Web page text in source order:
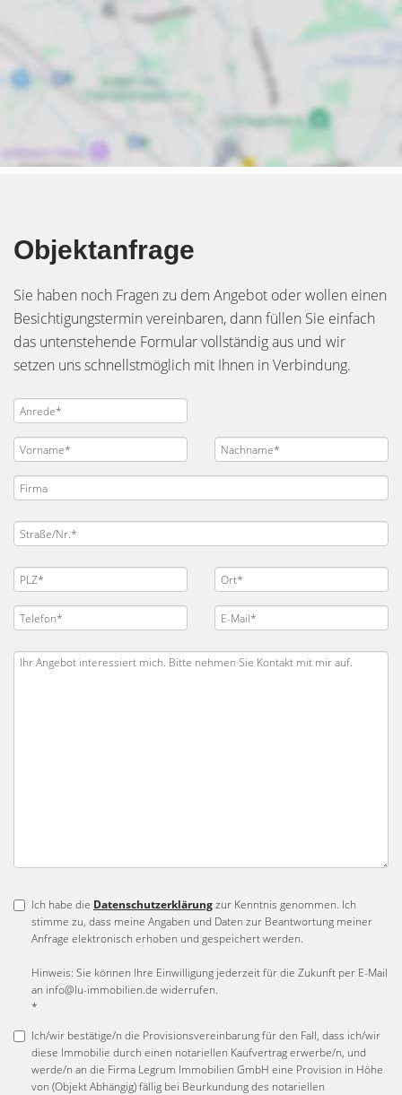
Objektanfrage
Sie haben noch Fragen zu dem Angebot oder wollen einen
Besichtigungstermin vereinbaren, dann füllen Sie einfach
das untenstehende Formular vollständig aus und wir
setzen uns schnellstmöglich mit Ihnen in Verbindung.
Ich habe die Datenschutzerklärungzur Kenntnis genommen. Ich
stimme zu, dass meine Angaben und Daten zur Beantwortung meiner
Anfrage elektronisch erhoben und gespeichert werden.
Hinweis: Sie können Ihre Einwilligung jederzeit für die Zukunft per E-Mail
an info@lu-immobilien.de widerrufen.
*
Ich/wir bestätige/n die Provisionsvereinbarung für den Fall, dass ich/wir
diese Immobilie durch einen notariellen Kaufvertrag erwerbe/n, und
werde/n an die Firma Legrum Immobilien GmbH eine Provision in Höhe
von (Objekt Abhängig) fällig bei Beurkundung des notariellen